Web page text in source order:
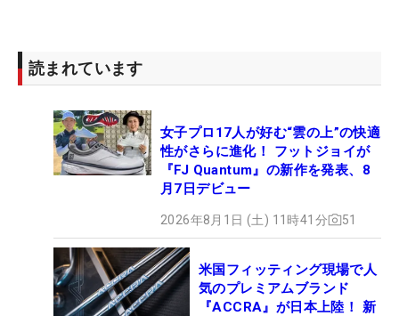
読まれています
女子プロ17人が好む“雲の上”の快適
性がさらに進化！ フットジョイが
『FJ Quantum』の新作を発表、8
月7日デビュー
2026年8月1日 (土) 11時41分 51
米国フィッティング現場で人
気のプレミアムブランド
『ACCRA』が日本上陸！ 新